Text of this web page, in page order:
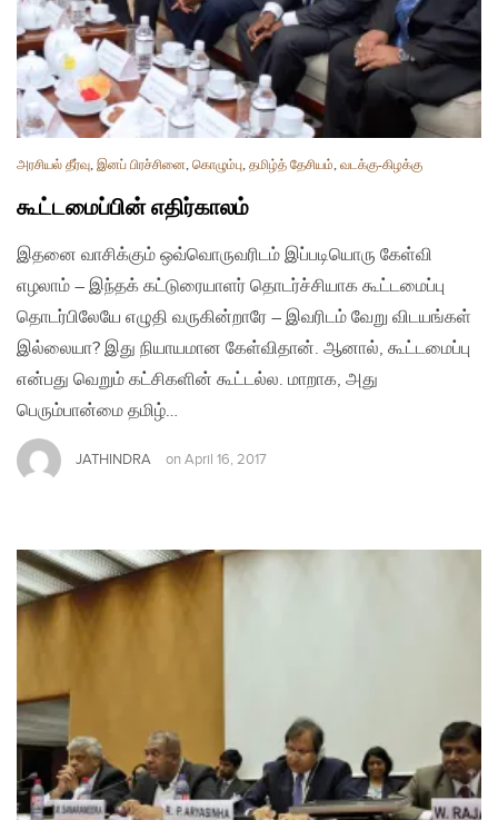
அரசியல் தீர்வு, இனப் பிரச்சினை, கொழும்பு, தமிழ்த் தேசியம், வடக்கு-கிழக்கு
கூட்டமைப்பின் எதிர்காலம்
இதனை வாசிக்கும் ஒவ்வொருவரிடம் இப்படியொரு கேள்வி
எழலாம் – இந்தக் கட்டுரையாளர் தொடர்ச்சியாக கூட்டமைப்பு
தொடர்பிலேயே எழுதி வருகின்றாரே – இவரிடம் வேறு விடயங்கள்
இல்லையா? இது நியாயமான கேள்விதான். ஆனால், கூட்டமைப்பு
என்பது வெறும் கட்சிகளின் கூட்டல்ல. மாறாக, அது
பெரும்பான்மை தமிழ்…
JATHINDRA on April 16, 2017